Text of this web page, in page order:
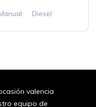
Diesel
valencia
equipo de